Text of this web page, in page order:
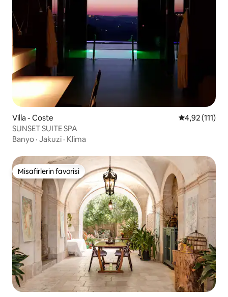
Villa - Coste 5 üzerinden
4,92 (111)
SUNSET SUITE SPA
Banyo · Jakuzi · Klima
Misafirlerin favorisi
Misafirlerin favorisi